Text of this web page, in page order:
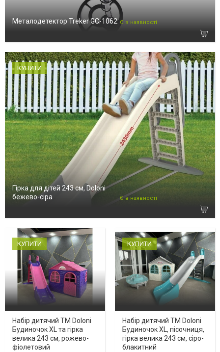
Металодетектор Treker GC-1062 Є в наявності
КУПИТИ
Гірка для дітей 243 см, Doloni
бежево-сіра
Є в наявності
КУПИТИ
Набір дитячий ТМ Doloni
Будиночок XL та гірка
велика 243 см, рожево-
фіолетовий
КУПИТИ
Набір дитячий ТМ Doloni
Будиночок XL, пісочниця,
гірка велика 243 см, сіро-
блакитний